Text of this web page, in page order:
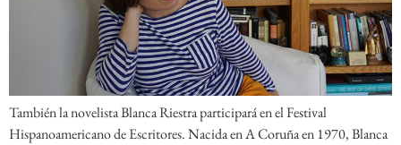
También la novelista Blanca Riestra participará en el Festival
Hispanoamericano de Escritores. Nacida en A Coruña en 1970, Blanca